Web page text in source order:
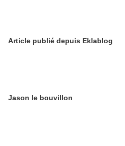
Article publié depuis Eklablog
Jason le bouvillon